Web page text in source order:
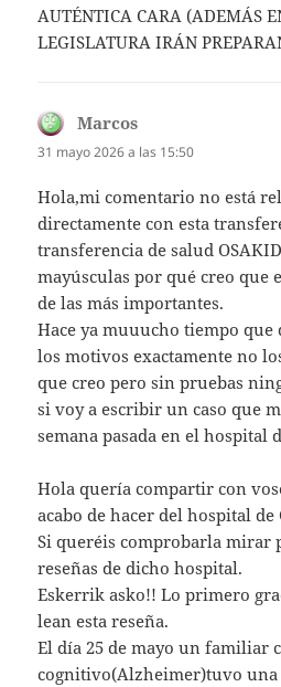
AUTÉNTICA CARA (ADEMÁS
LEGISLATURA IRÁN
Marcos
31 mayo 2026 a las 15:50
Hola,mi comentario no está
directamente con esta
transferencia de salud
mayúsculas por qué creo que
de las más importantes.
Hace ya muuucho tiempo que
los motivos exactamente no
que creo pero sin pruebas
si voy a escribir un caso que
semana pasada en el hospital
Hola quería compartir con
acabo de hacer del hospital de
Si queréis comprobarla mirar
reseñas de dicho hospital.
Eskerrik asko!! Lo primero
lean esta reseña.
El día 25 de mayo un familiar
cognitivo(Alzheimer)tuvo una